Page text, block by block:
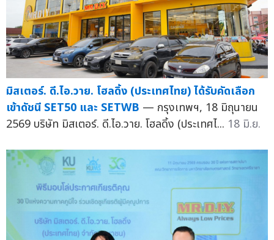
มิสเตอร์. ดี.ไอ.วาย. โฮลดิ้ง (ประเทศไทย) ได้รับคัดเลือก
เข้าดัชนี SET50 และ SETWB — กรุงเทพฯ, 18 มิถุนายน
2569 บริษัท มิสเตอร์. ดี.ไอ.วาย. โฮลดิ้ง (ประเทศไ... 18 มิ.ย.